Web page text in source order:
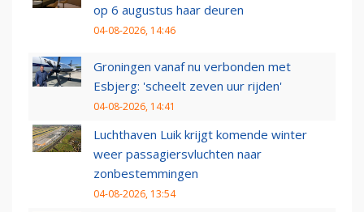
op 6 augustus haar deuren
04-08-2026, 14:46
Groningen vanaf nu verbonden met
Esbjerg: 'scheelt zeven uur rijden'
04-08-2026, 14:41
Luchthaven Luik krijgt komende winter
weer passagiersvluchten naar
zonbestemmingen
04-08-2026, 13:54